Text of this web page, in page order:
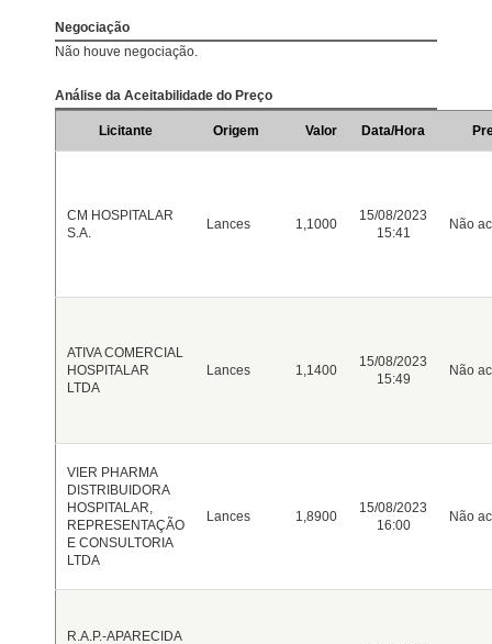
Negociação
Não houve negociação.
Análise da Aceitabilidade do Preço
Licitante Origem Valor Data/Hora
CM HOSPITALAR
S.A.
Lances 1,1000
15/08/2023
15:41
Não
ATIVA COMERCIAL
HOSPITALAR
LTDA
Lances 1,1400
15/08/2023
15:49
Não
VIER PHARMA
DISTRIBUIDORA
HOSPITALAR,
REPRESENTAÇÃO
E CONSULTORIA
LTDA
Lances 1,8900
15/08/2023
16:00
Não
R.A.P.-APARECIDA